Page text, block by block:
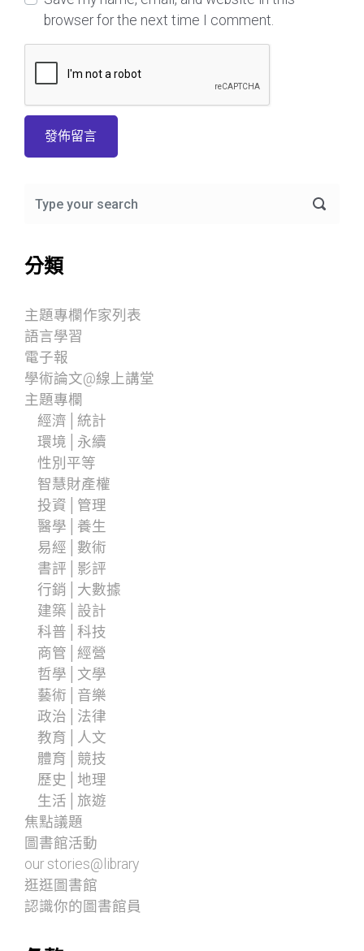
browser for the next time I comment.
分類
主題專欄作家列表
語言學習
電子報
學術論文@線上講堂
主題專欄
經濟│統計
環境│永續
性別平等
智慧財產權
投資│管理
醫學│養生
易經│數術
書評│影評
行銷│大數據
建築│設計
科普│科技
商管│經營
哲學│文學
藝術│音樂
政治│法律
教育│人文
體育│競技
歷史│地理
生活│旅遊
焦點議題
圖書館活動
our stories@library
逛逛圖書館
認識你的圖書館員